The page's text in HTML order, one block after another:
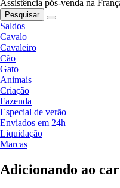
Assistência pós-venda na
Pesquisar
Saldos
Cavalo
Cavaleiro
Cão
Gato
Animais
Criação
Fazenda
Especial de verão
Enviados em 24h
Liquidação
Marcas
Adicionando ao